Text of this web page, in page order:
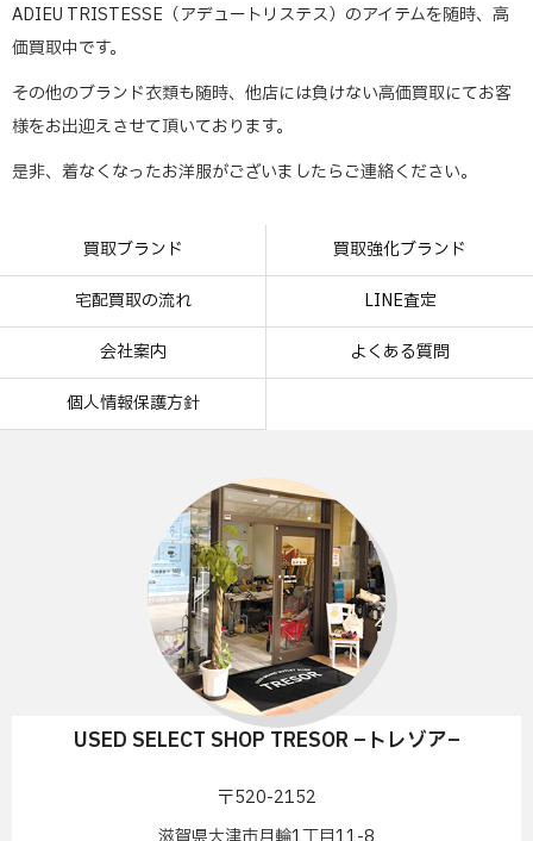
ADIEU TRISTESSE（アデュートリステス）のアイテムを随時、高
価買取中です。
その他のブランド衣類も随時、他店には負けない高価買取にてお客
様をお出迎えさせて頂いております。
是非、着なくなったお洋服がございましたらご連絡ください。
買取ブランド 買取強化ブランド
宅配買取の流れ LINE査定
会社案内 よくある質問
個人情報保護方針
USED SELECT SHOP TRESOR –トレゾア–
〒520-2152